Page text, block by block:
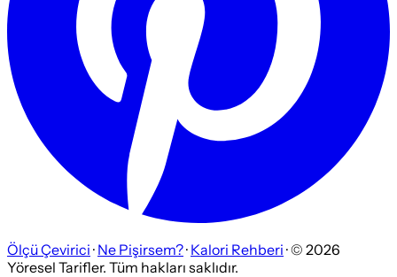
Ölçü Çevirici · Ne Pişirsem?· Kalori Rehberi · © 2026
Yöresel Tarifler. Tüm hakları saklıdır.